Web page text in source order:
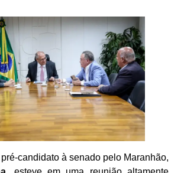
candidato à senado pelo Maranhão,